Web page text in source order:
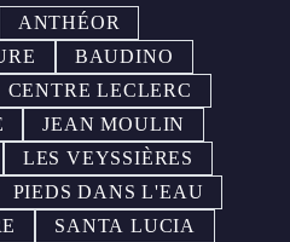
ANTHÉOR
BAUDINO
CENTRE LECLERC
JEAN MOULIN
LES VEYSSIÈRES
PIEDS DANS L'EAU
SANTA LUCIA